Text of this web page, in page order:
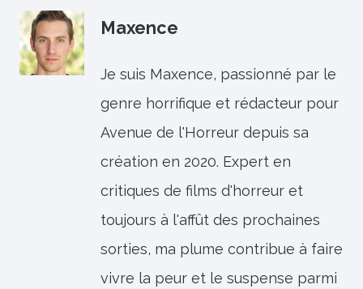
Maxence
Je suis Maxence, passionné par le
genre horrifique et rédacteur pour
Avenue de l'Horreur depuis sa
création en 2020. Expert en
critiques de films d'horreur et
toujours à l'affût des prochaines
sorties, ma plume contribue à faire
vivre la peur et le suspense parmi